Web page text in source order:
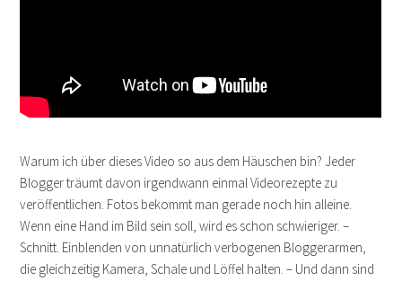
Warum ich über dieses Video so aus dem Häuschen bin? Jeder
Blogger träumt davon irgendwann einmal Videorezepte zu
veröffentlichen. Fotos bekommt man gerade noch hin alleine.
Wenn eine Hand im Bild sein soll, wird es schon schwieriger. –
Schnitt. Einblenden von unnatürlich verbogenen Bloggerarmen,
die gleichzeitig Kamera, Schale und Löffel halten. – Und dann sind